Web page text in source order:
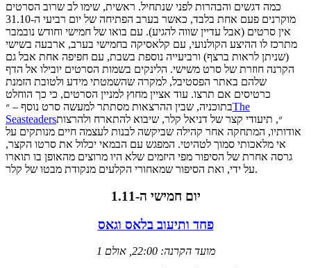
כמה דגשים והבהרות לפני שנתחיל. ראשית, שימו לב שרוב הסרטים
מוקרנים פעם אחת בלבד, כאשר בערב הפתיחה של יום רביעי ה-31.10
אין סרטים (אבל עדיין שווה להגיע). עם בואו של חמישי וחודש נובמבר
מתרכז לו ההיצע הקולנועי, עם קלאסיקה בחמישי בערב, ארבעה בשישי
(שניתן לראות ברצף) ורביעייה נוספת בשבת, עם חפיפה אחת אבל גם
הקרנה חוזרת של סרט משישי. הלינקים בשמות הסרטים יובילו אל הדף
שלהם באתר הפסטיבל, למקרה שהשמטתי מידע ולטובת הזמנת
כרטיסים אם תרצו. עוד אציין מחוץ למניין הסרטים, כי כך הוחלט
בתוכניה, שבין ההרצאות מסתתר למעשה סרט נוסף – ״The
Seasteaders״, תיעודי קצר של דניאל קלר, שיבוא להתארח ולהרצות
אודותיו, המתחקה אחר קהילה שביקשה לבנות לעצמה חיים מנותקים על
אי מלאכותי סמוך לטהיטי. המפגש עם הבמאי יכלול את סרטו הקצר,
גרסה אחרת של הסיפור מפי היזמים שלא היו מרוצים מהאופן בו תוארו
על ידי, ואת הסיפור שמאחורי הקלעים מנקודת מבטו של קלר.
יום חמישי ה-1.11
פחד ותיעוב בלאס וגאס
מועד הקרנה: 22:00, אולם 1